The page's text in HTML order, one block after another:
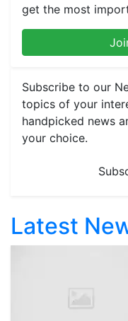
get the most
Subscribe to our
topics of your
handpicked news
your choice.
Latest